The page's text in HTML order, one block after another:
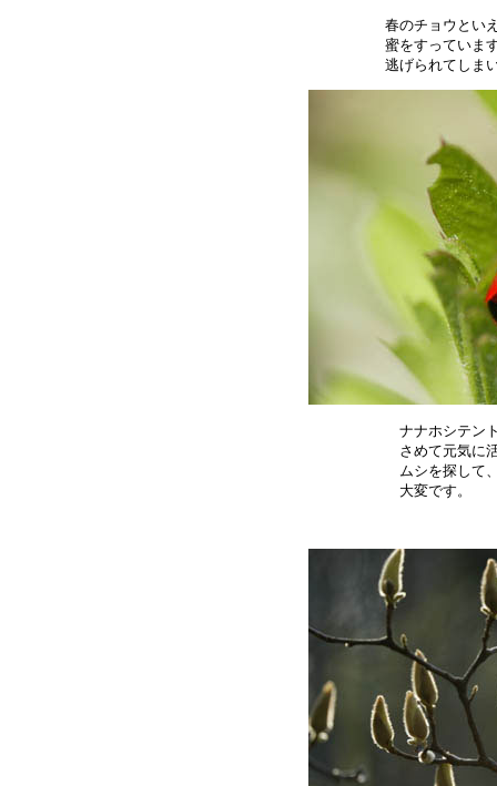
春のチョウとい
蜜をすっていま
ナナホシテン
さめて元気に
ムシを探して